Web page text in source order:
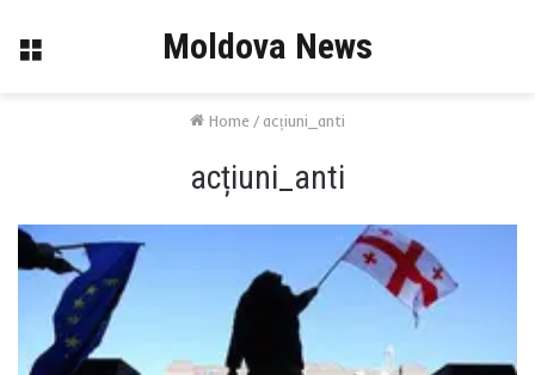
Menu Moldova News
Home /acțiuni_anti
acțiuni_anti